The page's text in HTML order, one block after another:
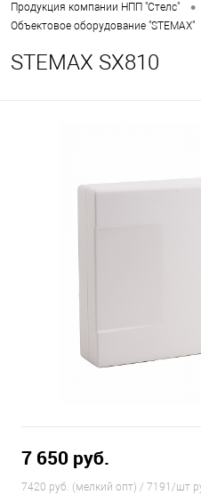
Продукция компании НПП "Стелс" •
Объектовое оборудование "STEMAX"
STEMAX SX810
7 650 руб.
7420 руб. (мелкий опт) / 7191/шт